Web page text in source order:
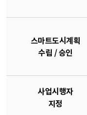
스마트도시계획
수립 / 승인
사업시행자
지정